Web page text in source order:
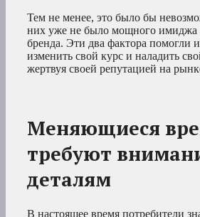
Тем не менее, это было бы
них уже не было мощного имиджа
бренда. Эти два фактора помогли
изменить свой курс и наладить
жертвуя своей репутацией на
Меняющиеся
требуют
деталям
В настоящее время потребители